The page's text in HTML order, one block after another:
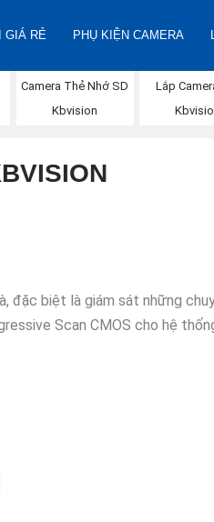
GIÁ RẺ PHỤ KIỆN CAMERA
Camera Thẻ Nhớ SD
Kbvision
Lắp
đặc biệt là giám sát những
Scan CMOS cho hệ